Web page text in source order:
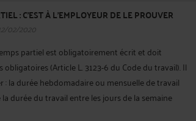
: C’EST À L’EMPLOYEUR DE LE PROUVER
02/2020
partiel est obligatoirement écrit et doit
(Article L. 3123-6 du Code du travail). Il
la durée hebdomadaire ou mensuelle de travail
durée du travail entre les jours de la semaine